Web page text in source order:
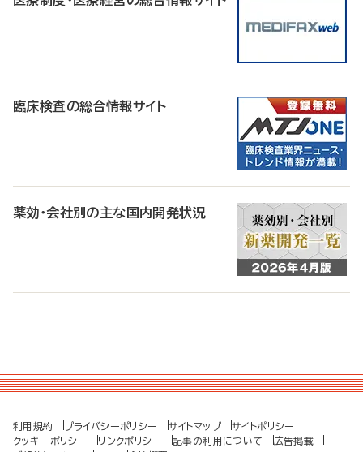
臨床検査の総合情報サイト
薬効・会社別の主な国内開発状況
利用規約 プライバシーポリシー サイトマップ
サイトポリシー
クッキーポリシー
リンクポリシー 記事の利用について
広告掲載